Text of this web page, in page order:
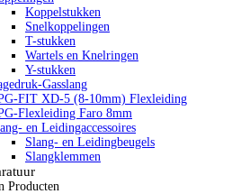
Koppelstukken
Snelkoppelingen
T-stukken
Wartels en Knelringen
Y-stukken
Gasslang
FIT XD-5 (8-10mm) Flexleiding
Flexleiding Faro 8mm
en Leidingaccessoires
Slang- en Leidingbeugels
Slangklemmen
Producten